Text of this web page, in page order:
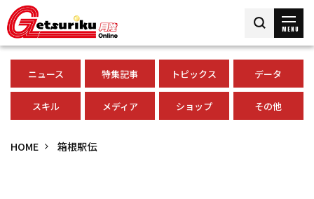
MENU
ニュース 特集記事 トピックス データ
スキル メディア ショップ その他
HOME 箱根駅伝